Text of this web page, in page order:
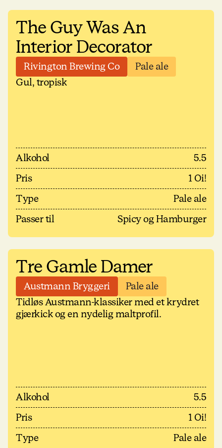
The Guy Was An
Interior Decorator
Rivington Brewing Co
Pale ale
Gul, tropisk
Alkohol
5.5
Pris
1 Oi!
Type
Pale ale
Passer til
Spicy og Hamburger
Tre Gamle Damer
Austmann Bryggeri
Pale ale
Tidløs Austmann-klassiker med et krydret
gjærkick og en nydelig maltprofil.
Alkohol
5.5
Pris
1 Oi!
Type
Pale ale